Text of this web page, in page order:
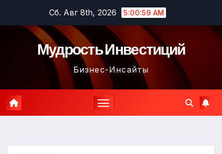
содержимому
Сб. Авг 8th, 2026 5:01:01 AM
Мудрость Инвестиций
Бизнес-Инсайты